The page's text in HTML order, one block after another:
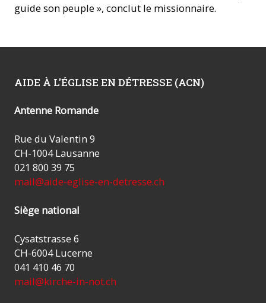
guide son peuple », conclut le missionnaire.
AIDE À L'ÉGLISE EN DÉTRESSE (ACN)
Antenne Romande
Rue du Valentin 9
CH-1004 Lausanne
021 800 39 75
mail@aide-eglise-en-detresse.ch
Siège national
Cysatstrasse 6
CH-6004 Lucerne
041 410 46 70
mail@kirche-in-not.ch